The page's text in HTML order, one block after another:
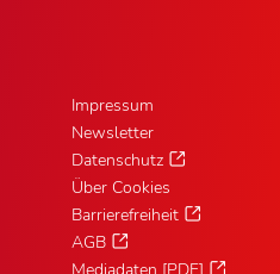
Impressum
Newsletter
Datenschutz
Über Cookies
Barrierefreiheit
AGB